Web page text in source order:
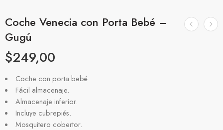
Coche Venecia con Porta Bebé –
Gugú
$249,00
Coche con porta bebé
Fácil almacenaje.
Almacenaje inferior.
Incluye cubrepiés.
Mosquitero cobertor.